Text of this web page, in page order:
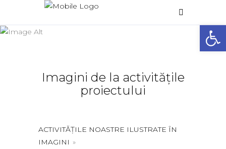
Galerie foto
Imagini de la activitățile
proiectului
ACTIVITĂȚILE NOASTRE ILUSTRATE ÎN
IMAGINI »